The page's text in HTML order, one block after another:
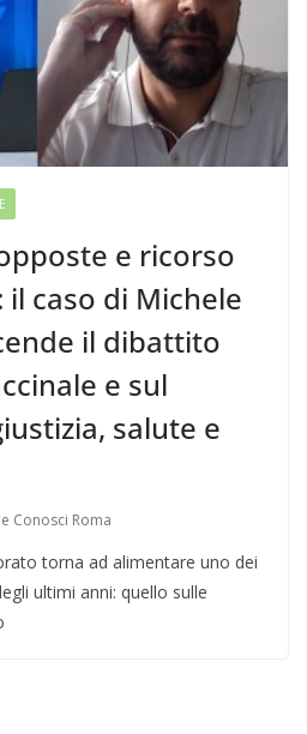
e ricorso
il caso di Michele
il dibattito
e sul
salute e
Conosci Roma
torna ad alimentare uno dei
ultimi anni: quello sulle